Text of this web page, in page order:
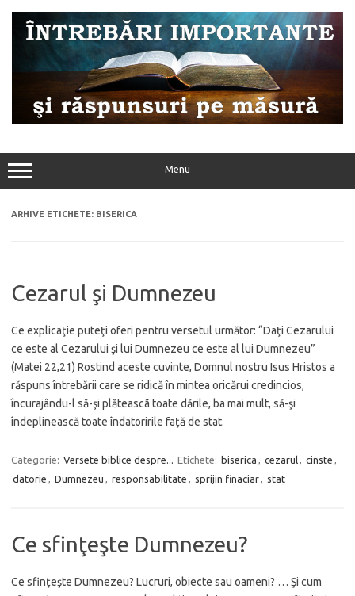
conținut
Menu
ARHIVE ETICHETE: BISERICA
Cezarul şi Dumnezeu
Ce explicaţie puteţi oferi pentru versetul următor: “Daţi Cezarului
ce este al Cezarului şi lui Dumnezeu ce este al lui Dumnezeu”
(Matei 22,21) Rostind aceste cuvinte, Domnul nostru Isus Hristos a
răspuns întrebării care se ridică în mintea oricărui credincios,
încurajându-l să-şi plăteascã toate dările, ba mai mult, să-şi
îndeplinească toate îndatoririle faţă de stat.
Categorie: Versete biblice despre... Etichete: biserica cezarul cinste
datorie
Dumnezeu responsabilitate sprijin finaciar stat
Ce sfinţeşte Dumnezeu?
Ce sfinţeşte Dumnezeu? Lucruri, obiecte sau oameni? … Şi cum